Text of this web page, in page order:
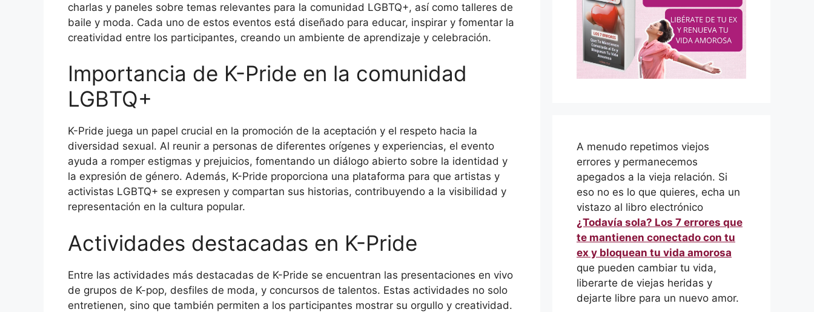
charlas y paneles sobre temas relevantes para la comunidad LGBTQ+, así como talleres de
baile y moda. Cada uno de estos eventos está diseñado para educar, inspirar y fomentar la
creatividad entre los participantes, creando un ambiente de aprendizaje y celebración.
Importancia de K-Pride en la comunidad
LGBTQ+
K-Pride juega un papel crucial en la promoción de la aceptación y el respeto hacia la
diversidad sexual. Al reunir a personas de diferentes orígenes y experiencias, el evento
ayuda a romper estigmas y prejuicios, fomentando un diálogo abierto sobre la identidad y
la expresión de género. Además, K-Pride proporciona una plataforma para que artistas y
activistas LGBTQ+ se expresen y compartan sus historias, contribuyendo a la visibilidad y
representación en la cultura popular.
Actividades destacadas en K-Pride
Entre las actividades más destacadas de K-Pride se encuentran las presentaciones en vivo
de grupos de K-pop, desfiles de moda, y concursos de talentos. Estas actividades no solo
entretienen, sino que también permiten a los participantes mostrar su orgullo y creatividad.
A menudo repetimos viejos
errores y permanecemos
apegados a la vieja relación. Si
eso no es lo que quieres, echa un
vistazo al libro electrónico
¿Todavía sola? Los 7 errores que
te mantienen conectado con tu
ex y bloquean tu vida amorosa
que pueden cambiar tu vida,
liberarte de viejas heridas y
dejarte libre para un nuevo amor.